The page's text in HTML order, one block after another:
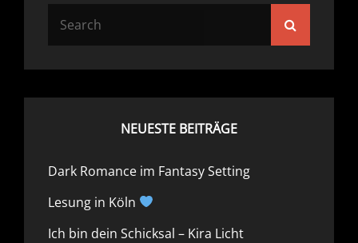
NEUESTE BEITRÄGE
Dark Romance im Fantasy Setting
Lesung in Köln
Ich bin dein Schicksal – Kira Licht